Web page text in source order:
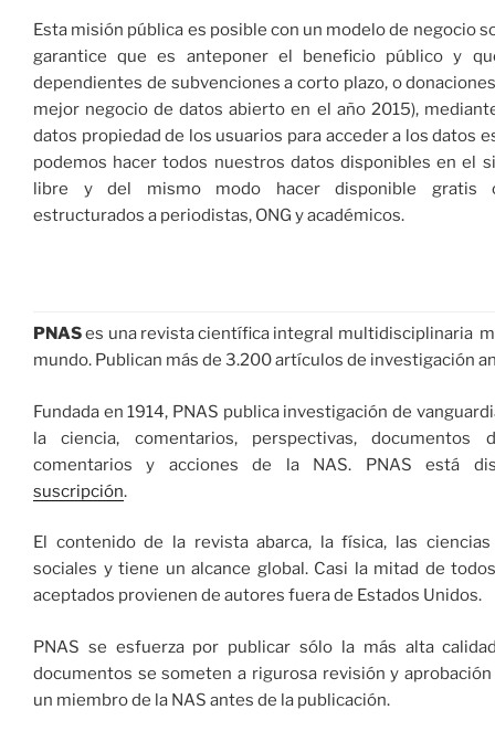
Esta misión pública es posible con un modelo de negocio
garantice que es anteponer el beneficio público y
dependientes de subvenciones a corto plazo, o
mejor negocio de datos abierto en el año 2015),
datos propiedad de los usuarios para acceder a los datos
podemos hacer todos nuestros datos disponibles en el
libre y del mismo modo hacer disponible gratis
estructurados a periodistas, ONG y académicos.
PNASes una revista científica integral multidisciplinaria
mundo. Publican más de 3.200 artículos de investigación
Fundada en 1914, PNAS publica investigación de
la ciencia, comentarios, perspectivas, documentos
comentarios y acciones de la NAS. PNAS está
suscripción.
El contenido de la revista abarca, la física, las
sociales y tiene un alcance global. Casi la mitad de
aceptados provienen de autores fuera de Estados Unidos.
PNAS se esfuerza por publicar sólo la más alta
documentos se someten a rigurosa revisión y
un miembro de la NAS antes de la publicación.